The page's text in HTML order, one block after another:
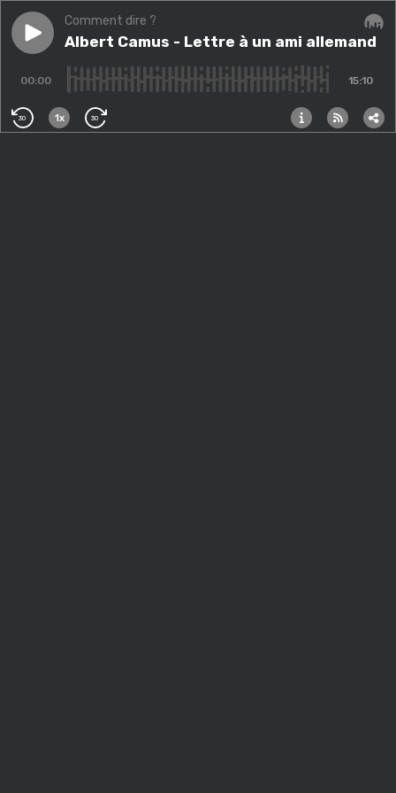
Play episodeAlbert Camus - Lettre à un ami allemand
Comment dire ?
Albert Camus - Lettre à un ami allemand
00:00 15:10
30 1x 30